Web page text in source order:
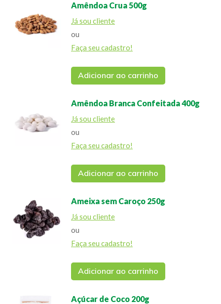
Amêndoa Crua 500g
Já sou cliente
ou
Faça seu cadastro!
Adicionar ao carrinho
Amêndoa Branca Confeitada 400g
Já sou cliente
ou
Faça seu cadastro!
Adicionar ao carrinho
Ameixa sem Caroço 250g
Já sou cliente
ou
Faça seu cadastro!
Adicionar ao carrinho
Açúcar de Coco 200g